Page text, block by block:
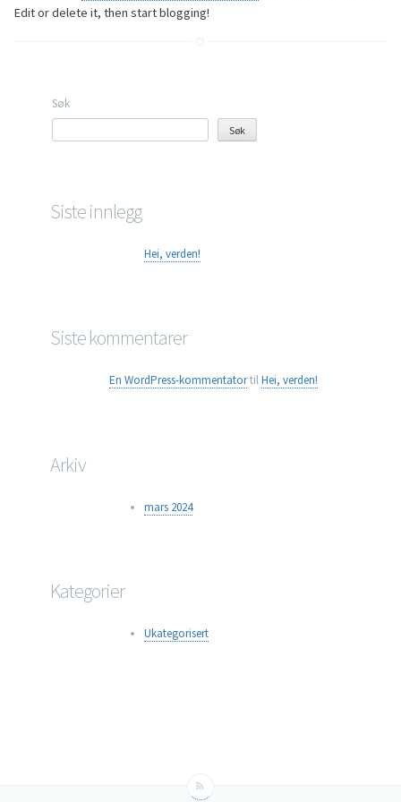
Edit or delete it, then start blogging!
Søk
Søk
Siste innlegg
Hei, verden!
Siste kommentarer
En WordPress-kommentatortilHei, verden!
Arkiv
mars 2024
Kategorier
Ukategorisert